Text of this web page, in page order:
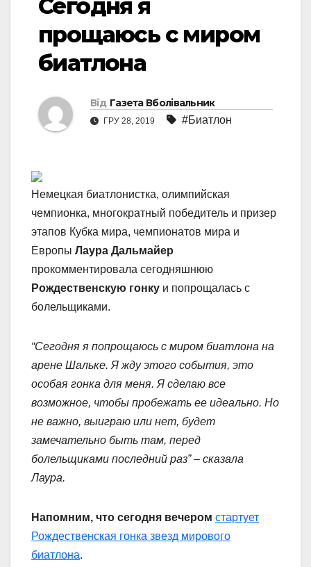
Сегодня я
прощаюсь с миром
биатлона
Від Газета Вболівальник
ГРУ 28, 2019 #Биатлон
Немецкая биатлонистка, олимпийская
чемпионка, многократный победитель и призер
этапов Кубка мира, чемпионатов мира и
Европы Лаура Дальмайер
прокомментировала сегодняшнюю
Рождественскую гонку и попрощалась с
болельщиками.
“Сегодня я попрощаюсь с миром биатлона на
арене Шальке. Я жду этого события, это
особая гонка для меня. Я сделаю все
возможное, чтобы пробежать ее идеально. Но
не важно, выиграю или нет, будет
замечательно быть там, перед
болельщиками последний раз” – сказала
Лаура.
Напомним, что сегодня вечером стартует
Рождественская гонка звезд мирового
биатлона.